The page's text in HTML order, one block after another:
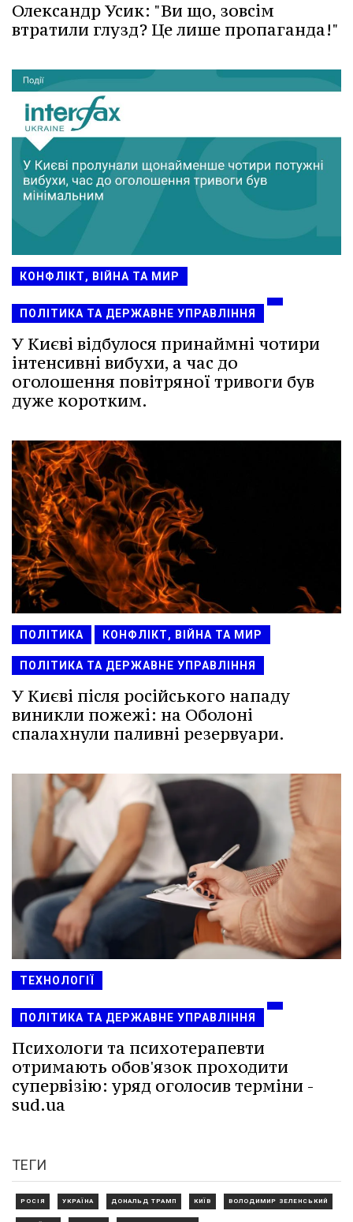
Олександр Усик: "Ви що, зовсім
втратили глузд? Це лише пропаганда!"
КОНФЛІКТ, ВІЙНА ТА МИР
ПОЛІТИКА ТА ДЕРЖАВНЕ УПРАВЛІННЯ
У Києві відбулося принаймні чотири
інтенсивні вибухи, а час до
оголошення повітряної тривоги був
дуже коротким.
ПОЛІТИКА КОНФЛІКТ, ВІЙНА ТА МИР
ПОЛІТИКА ТА ДЕРЖАВНЕ УПРАВЛІННЯ
У Києві після російського нападу
виникли пожежі: на Оболоні
спалахнули паливні резервуари.
ТЕХНОЛОГІЇ
ПОЛІТИКА ТА ДЕРЖАВНЕ УПРАВЛІННЯ
Психологи та психотерапевти
отримають обов'язок проходити
супервізію: уряд оголосив терміни -
sud.ua
ТЕГИ
РОСІЯ УКРАЇНА ДОНАЛЬД ТРАМП КИЇВ ВОЛОДИМИР ЗЕЛЕНСЬКИЙ